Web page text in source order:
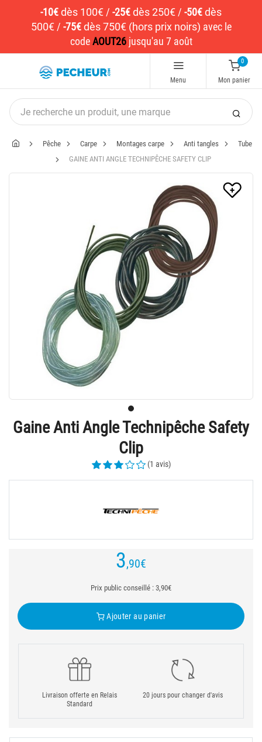
-10€dès 100€ / -25€dès 250€ / -50€dès
500€/ -75€ dès 750€ (hors prix noirs) avec le
codeAOUT26jusqu'au 7 août
Menu
0
Mon panier
Pêche Carpe Montages carpe Anti tangles
Tube
GAINE ANTI ANGLE TECHNIPÊCHE SAFETY CLIP
Gaine Anti Angle Technipêche Safety
Clip
(1 avis)
3,90€
Prix public conseillé : 3,90€
Ajouter au panier
Livraison offerte en Relais
Standard
20 jours pour changer d'avis